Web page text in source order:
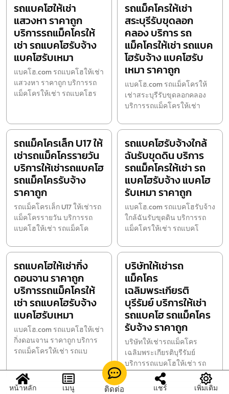
รถแบคโฮให้เช่า
แสวงหา ราคาถูก
บริการรถแม็คโครให้
เช่า รถแบคโฮรับจ้าง
แบคโฮรับเหมา
แบคโฮ.com รถแบคโฮให้เช่า
แสวงหา ราคาถูก บริการรถ
แม็คโครให้เช่า รถแบคโฮร
รถแม็คโครให้เช่า
สระบุรีรับขุดลอก
คลอง บริการ รถ
แม็คโครให้เช่า รถแบค
โฮรับจ้าง แบคโฮรับ
เหมา ราคาถูก
แบคโฮ.com รถแม็คโครให้
เช่าสระบุรีรับขุดลอกคลอง
บริการรถแม็คโครให้เช่า
รถแม็คโครเล็ก U17 ให้
เช่ารถแม็คโครรายวัน
บริการให้เช่ารถแบคโฮ
รถแม็คโครรับจ้าง
ราคาถูก
รถแม็คโครเล็ก U17 ให้เช่ารถ
แม็คโครรายวัน บริการรถ
แบคโฮให้เช่า รถแม็คโค
รถแบคโฮรับจ้างใกล้
ฉันรับขุดดิน บริการ
รถแม็คโครให้เช่า รถ
แบคโฮรับจ้าง แบคโฮ
รับเหมา ราคาถูก
แบคโฮ.com รถแบคโฮรับจ้าง
ใกล้ฉันรับขุดดิน บริการรถ
แม็คโครให้เช่า รถแบคโ
รถแบคโฮให้เช่ากิ่ง
ดอนจาน ราคาถูก
บริการรถแม็คโครให้
เช่า รถแบคโฮรับจ้าง
แบคโฮรับเหมา
แบคโฮ.com รถแบคโฮให้เช่า
กิ่งดอนจาน ราคาถูก บริการ
รถแม็คโครให้เช่า รถแบ
บริษัทให้เช่ารถ
แม็คโคร
เฉลิมพระเกียรติ
บุรีรัมย์ บริการให้เช่า
รถแบคโฮ รถแม็คโคร
รับจ้าง ราคาถูก
บริษัทให้เช่ารถแม็คโคร
เฉลิมพระเกียรติบุรีรัมย์
บริการรถแบคโฮให้เช่า รถ
หน้าหลัก เมนู ติดต่อ แชร์ เพิ่มเติม